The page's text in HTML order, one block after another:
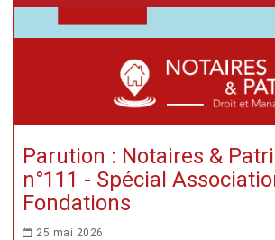
Parution : Notaires &
n°111 - Spécial
Fondations
25 mai 2026